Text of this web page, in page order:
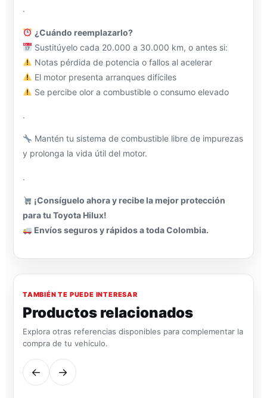
.
¿Cuándo reemplazarlo?
Sustitúyelo cada 20.000 a 30.000 km, o antes si:
Notas pérdida de potencia o fallos al acelerar
El motor presenta arranques difíciles
Se percibe olor a combustible o consumo elevado
.
Mantén tu sistema de combustible libre de impurezas
y prolonga la vida útil del motor.
.
¡Consíguelo ahora y recibe la mejor protección
para tu Toyota Hilux!
Envíos seguros y rápidos a toda Colombia.
TAMBIÉN TE PUEDE INTERESAR
Productos relacionados
Explora otras referencias disponibles para complementar la
compra de tu vehículo.
← →